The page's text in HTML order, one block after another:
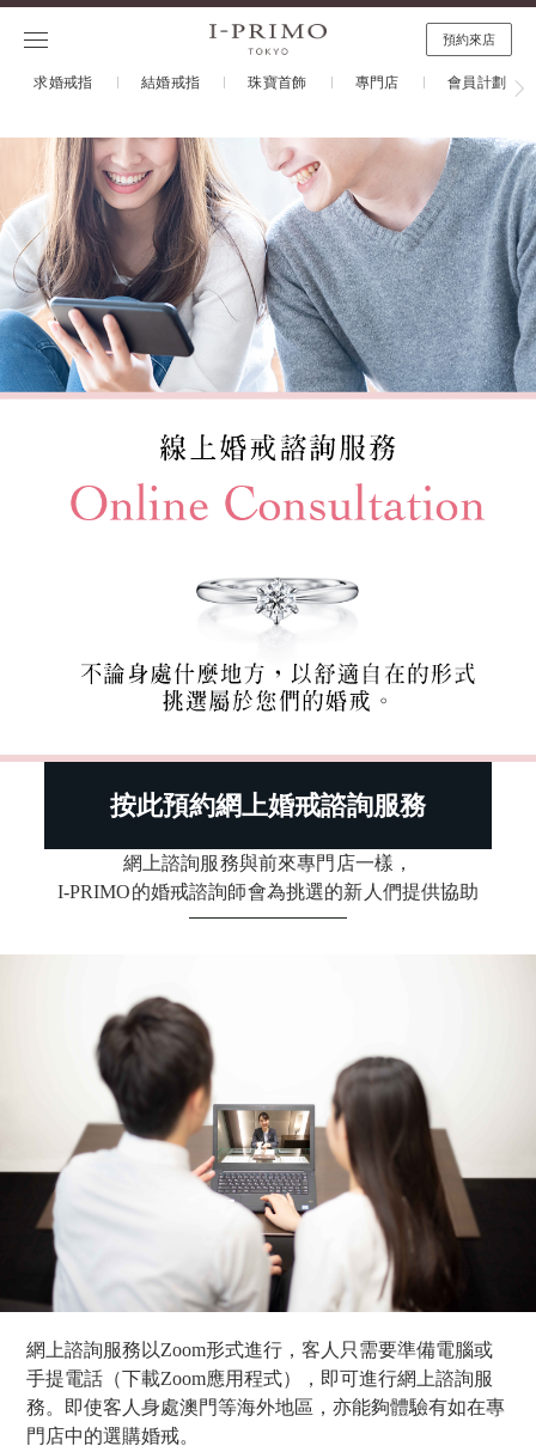
預約來店
求婚戒指 結婚戒指 珠寶首飾 專門店 會員計劃
按此預約網上婚戒諮詢服務
網上諮詢服務與前來專門店一樣，
I-PRIMO的婚戒諮詢師會為挑選的新人們提供協助
網上諮詢服務以Zoom形式進行，客人只需要準備電腦或
手提電話（下載Zoom應用程式），即可進行網上諮詢服
務。即使客人身處澳門等海外地區，亦能夠體驗有如在專
門店中的選購婚戒。